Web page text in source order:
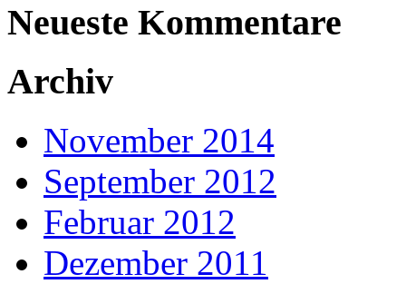
Neueste Kommentare
Archiv
November 2014
September 2012
Februar 2012
Dezember 2011